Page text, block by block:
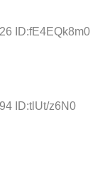
ID:fE4EQk8m0
ID:tlUt/z6N0